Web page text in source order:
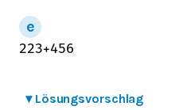
223+456
▾ Lösungsvorschlag